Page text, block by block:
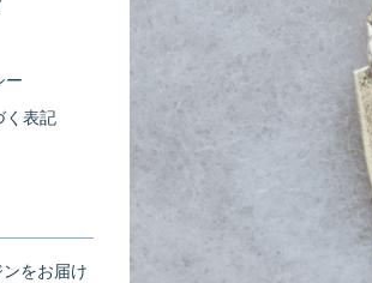
ー
く表記
をお届け